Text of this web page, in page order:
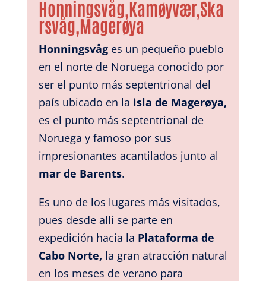
Honningsvåg,Kamøyvær,Ska
rsvåg,Magerøya
Honningsvåges un pequeño pueblo
en el norte de Noruega conocido por
ser el punto más septentrional del
país ubicado en la isla de Magerøya,
es el punto más septentrional de
Noruega y famoso por sus
impresionantes acantilados junto al
mar de Barents.
Es uno de los lugares más visitados,
pues desde allí se parte en
expedición hacia la Plataforma de
Cabo Norte, la gran atracción natural
en los meses de verano para